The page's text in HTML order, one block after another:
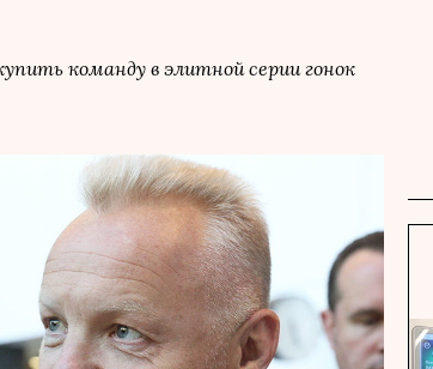
команду в элитной серии гонок